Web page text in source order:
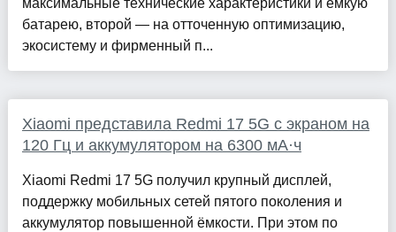
максимальные технические характеристики и ёмкую
батарею, второй — на отточенную оптимизацию,
экосистему и фирменный п...
Xiaomi представила Redmi 17 5G с экраном на
120 Гц и аккумулятором на 6300 мА·ч
Xiaomi Redmi 17 5G получил крупный дисплей,
поддержку мобильных сетей пятого поколения и
аккумулятор повышенной ёмкости. При этом по